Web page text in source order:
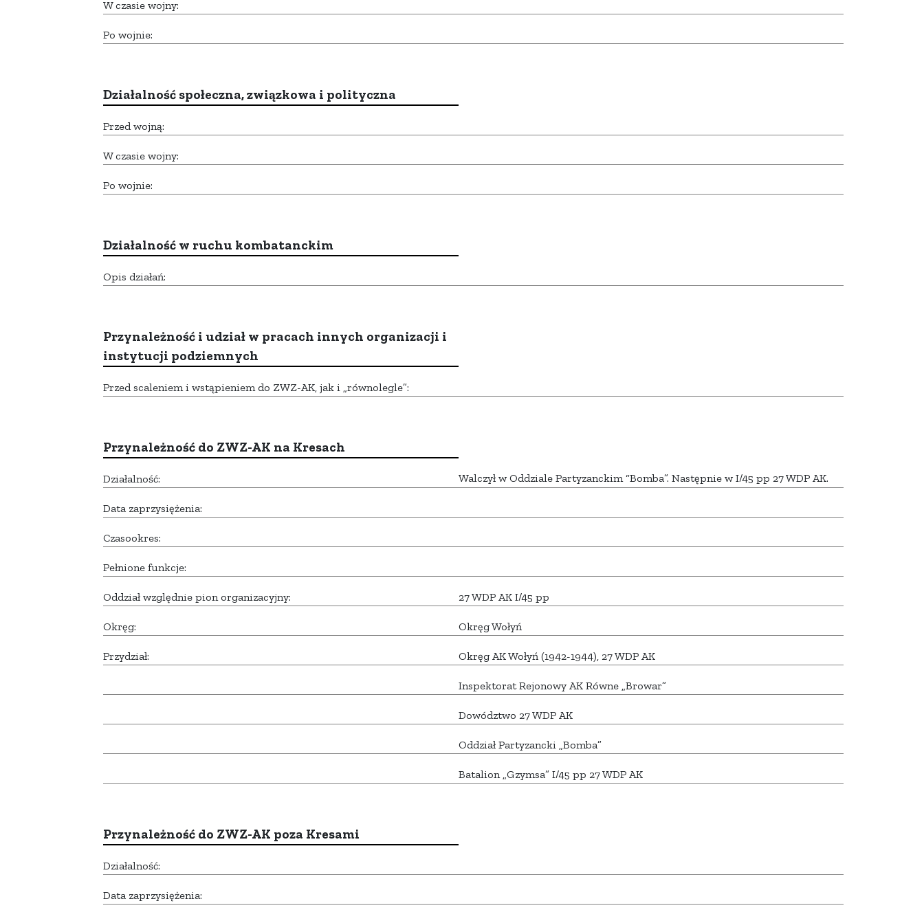
W czasie wojny:
Po wojnie:
Działalność społeczna, związkowa i polityczna
Przed wojną:
W czasie wojny:
Po wojnie:
Działalność w ruchu kombatanckim
Opis działań:
Przynależność i udział w pracach innych organizacji i
instytucji podziemnych
Przed scaleniem i wstąpieniem do ZWZ-AK, jak i „równolegle”:
Przynależność do ZWZ-AK na Kresach
Działalność: Walczył w Oddziale Partyzanckim “Bomba”. Następnie w I/45 pp 27 WDP AK.
Data zaprzysiężenia:
Czasookres:
Pełnione funkcje:
Oddział względnie pion organizacyjny: 27 WDP AK I/45 pp
Okręg: Okręg Wołyń
Przydział: Okręg AK Wołyń (1942-1944), 27 WDP AK
Inspektorat Rejonowy AK Równe „Browar”
Dowództwo 27 WDP AK
Oddział Partyzancki „Bomba”
Batalion „Gzymsa” I/45 pp 27 WDP AK
Przynależność do ZWZ-AK poza Kresami
Działalność:
Data zaprzysiężenia: